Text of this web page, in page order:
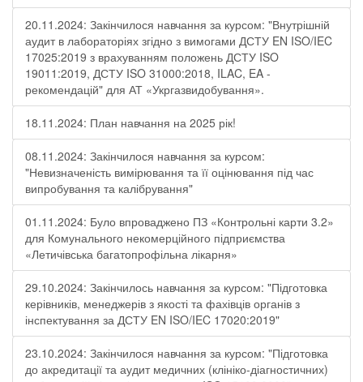
20.11.2024: Закінчилося навчання за курсом: "Внутрішній
аудит в лабораторіях згідно з вимогами ДСТУ EN ISO/IEC
17025:2019 з врахуванням положень ДСТУ ISO
19011:2019, ДСТУ ISO 31000:2018, ILAC, EA -
рекомендацій" для АТ «Укргазвидобування».
18.11.2024: План навчання на 2025 рік!
08.11.2024: Закінчилося навчання за курсом:
"Невизначеність вимірювання та її оцінювання під час
випробування та калібрування"
01.11.2024: Було впроваджено ПЗ «Контрольні карти 3.2»
для Комунального некомерційного підприємства
«Летичівська багатопрофільна лікарня»
29.10.2024: Закінчилось навчання за курсом: "Підготовка
керівників, менеджерів з якості та фахівців органів з
інспектування за ДСТУ EN ISO/IEC 17020:2019"
23.10.2024: Закінчилося навчання за курсом: "Підготовка
до акредитації та аудит медичних (клініко-діагностичних)